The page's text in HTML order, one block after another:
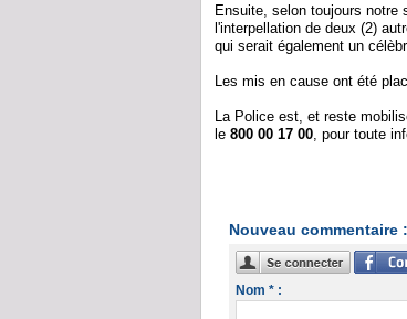
Ensuite, selon toujours notre
l'interpellation de deux (2)
qui serait également un
Les mis en cause ont été
La Police est, et reste
le 800 00 17 00 , pour toute
Nouveau commentaire :
Nom * :